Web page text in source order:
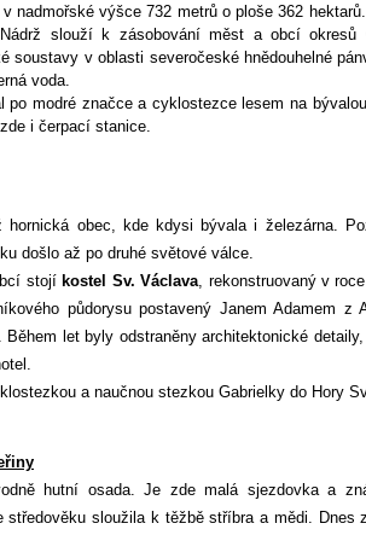
v nadmořské výšce 732 metrů o ploše 362
Nádrž slouží k zásobování měst a obcí
soustavy v oblasti severočeské hnědouhelné
voda.
po modré značce a cyklostezce lesem na
i čerpací stanice.
hornická obec, kde kdysi bývala i železárna.
došlo až po druhé světové válce.
stojí kostel Sv. Václava, rekonstruovaný v
půdorysu postavený Janem Adamem
let byly odstraněny architektonické
a naučnou stezkou Gabrielky do Hory
hutní osada. Je zde malá sjezdovka a
středověku sloužila k těžbě stříbra a mědi.